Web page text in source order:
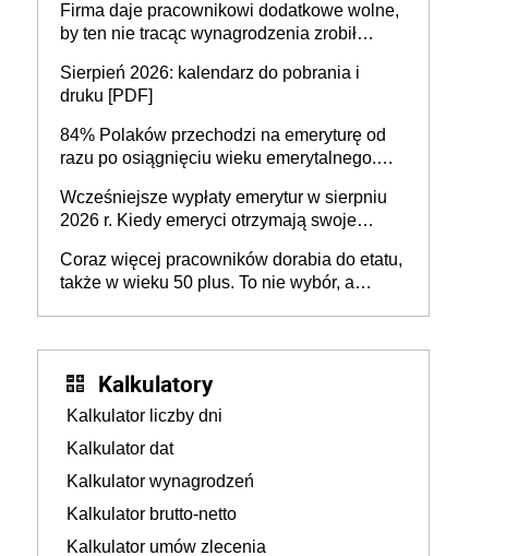
Firma daje pracownikowi dodatkowe wolne,
by ten nie tracąc wynagrodzenia zrobił
sprawdza
Sierpień 2026: kalendarz do pobrania i
druku [PDF]
84% Polaków przechodzi na emeryturę od
razu po osiągnięciu wieku emerytalnego.
dłużej, ale czy jest w stanie? Pracownicy
45+ to siła napędowa gospodarki
Wcześniejsze wypłaty emerytur w sierpniu
2026 r. Kiedy emeryci otrzymają swoje
Coraz więcej pracowników dorabia do etatu,
także w wieku 50 plus. To nie wybór, a
Kalkulatory
Kalkulator liczby dni
Kalkulator dat
Kalkulator wynagrodzeń
Kalkulator brutto-netto
Kalkulator umów zlecenia